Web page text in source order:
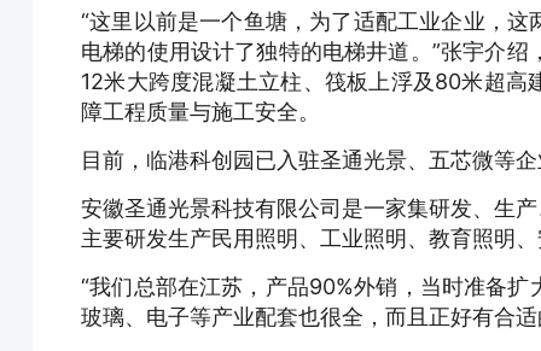
“这里以前是一个鱼塘，为了适配工业企业，
电梯的使用设计了独特的电梯井道。”张宇介
12米大跨度混凝土立柱、筏板上浮及80米超
障工程质量与施工安全。
目前，临港科创园已入驻圣通光景、五芯微等
安徽圣通光景科技有限公司是一家集研发、生
主要研发生产民用照明、工业照明、教育照明
“我们总部在江苏，产品90%外销，当时准备
玻璃、电子等产业配套也很全，而且正好有合